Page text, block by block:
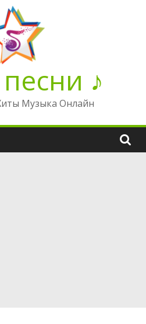
♪
Музыка Онлайн